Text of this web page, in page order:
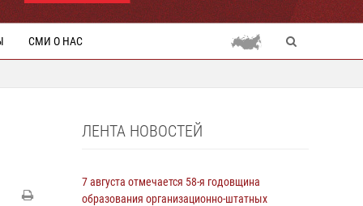
СМИ О НАС
ЛЕНТА НОВОСТЕЙ
7 августа отмечается 58-я годовщина
образования организационно-штатных